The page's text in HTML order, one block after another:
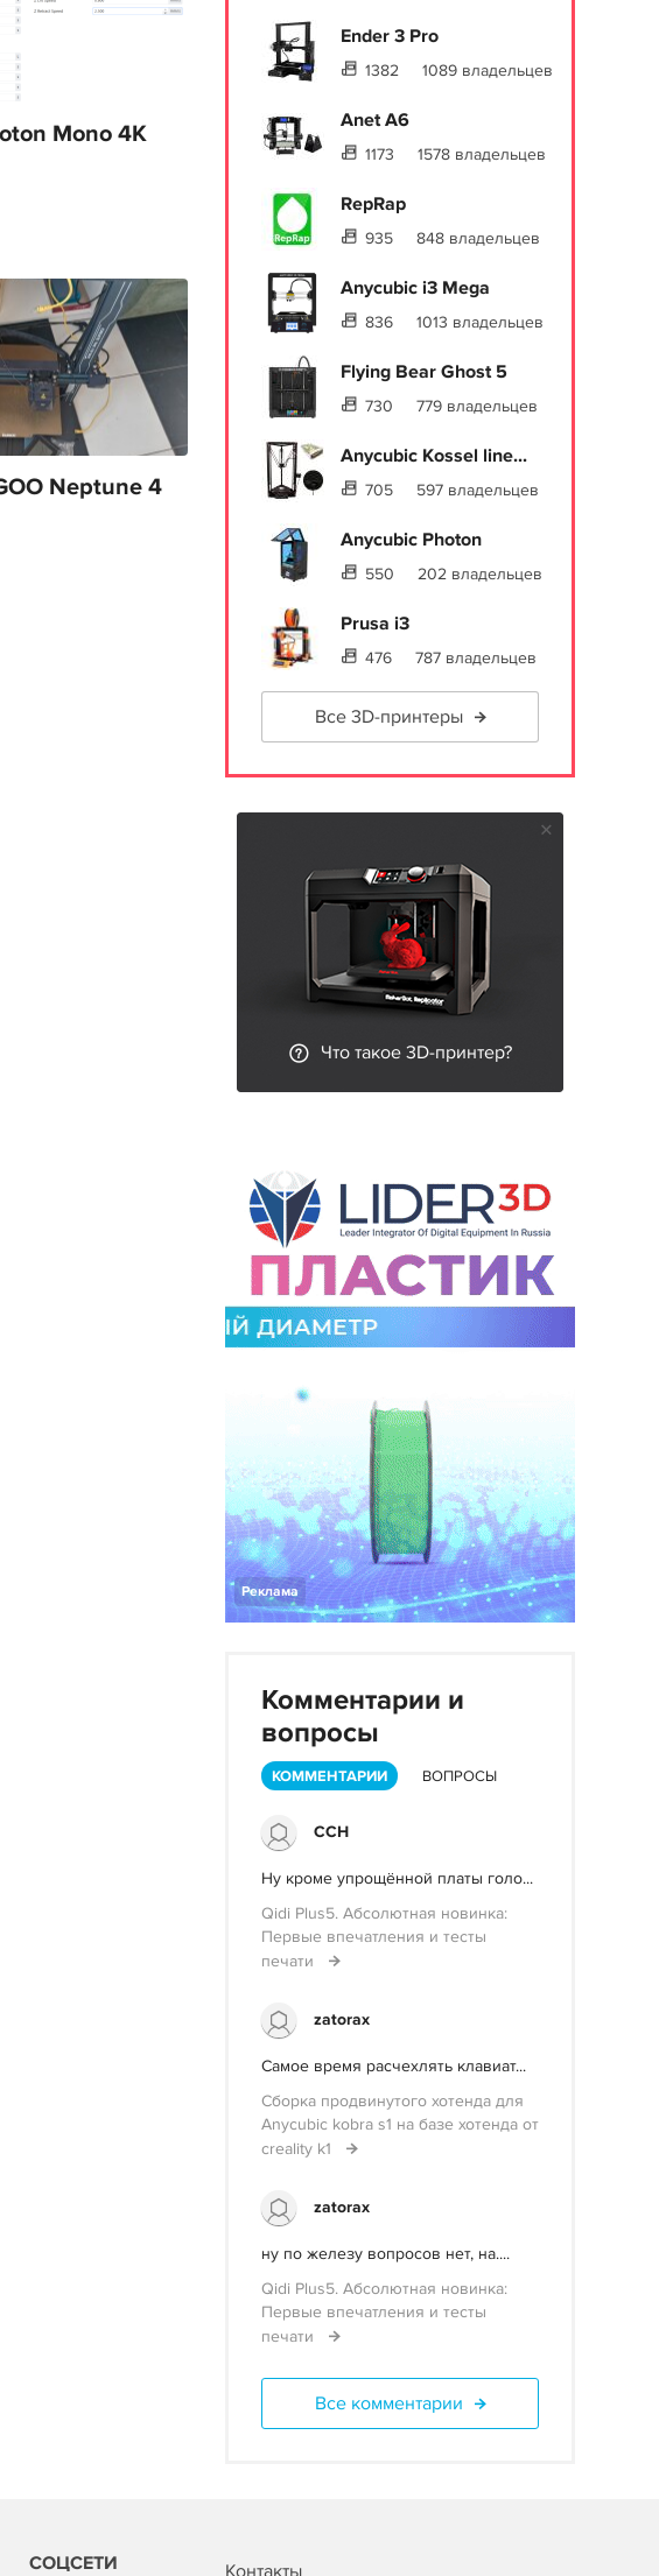
Mono 4K
Neptune 4
Ender 3 Pro
1382 1089 владельцев
Anet A6
1173 1578 владельцев
RepRap
935 848 владельцев
Anycubic i3 Mega
836 1013 владельцев
Flying Bear Ghost 5
730 779 владельцев
Anycubic Kossel line...
705 597 владельцев
Anycubic Photon
550 202 владельцев
Prusa i3
476 787 владельцев
Все 3D-принтеры
Что такое 3D-принтер?
Реклама
Комментарии и
вопросы
КОММЕНТАРИИ ВОПРОСЫ
ССН
Ну кроме упрощённой платы голо...
Qidi Plus5. Абсолютная новинка:
Первые впечатления и тесты
печати
zatorax
Самое время расчехлять клавиат...
Сборка продвинутого хотенда для
Anycubic kobra s1 на базе хотенда от
creality k1
zatorax
ну по железу вопросов нет, на....
Qidi Plus5. Абсолютная новинка:
Первые впечатления и тесты
печати
Все комментарии
СОЦСЕТИ Контакты